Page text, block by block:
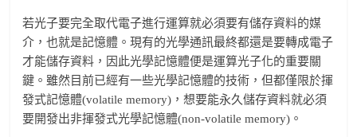
若光子要完全取代電子進行運算就必須要有儲存資料的媒
介，也就是記憶體。現有的光學通訊最終都還是要轉成電子
才能儲存資料，因此光學記憶體便是運算光子化的重要關
鍵。雖然目前已經有一些光學記憶體的技術，但都僅限於揮
發式記憶體(volatile memory)，想要能永久儲存資料就必須
要開發出非揮發式光學記憶體(non-volatile memory)。